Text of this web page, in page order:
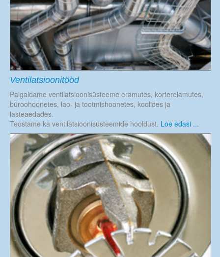
Ventilatsioonitööd
Paigaldame ventilatsioonisüsteeme eramutes, korterelamutes,
büroohoonetes, lao- ja tootmishoonetes, koolides ja
lasteaedades.
Teostame ka ventilatsioonisüsteemide hooldust. Loe edasi ...